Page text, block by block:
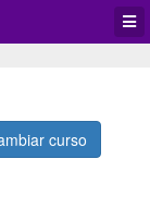
curso